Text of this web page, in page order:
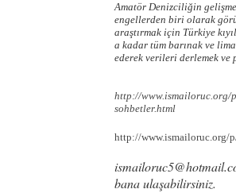
Amatör Denizciliğin
engellerden biri olarak
araştırmak için Türkiye
a kadar tüm barınak ve
ederek verileri derlemek ve
http://www.ismailoruc.org/
sohbetler.html
http://www.ismailoruc.org/
bana ulaşabilirsiniz.